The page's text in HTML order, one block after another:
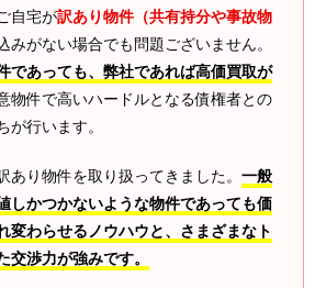
自宅が訳あり物件（共有持分や事故物
みがない場合でも問題ございません。
であっても、弊社であれば高価買取が
物件で高いハードルとなる債権者との
が行います。
あり物件を取り扱ってきました。 一般
しかつかないような物件であっても価
変わらせるノウハウと、さまざまなト
交渉力が強みです。